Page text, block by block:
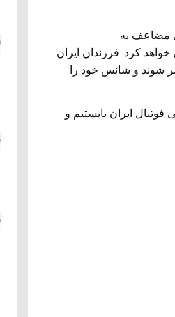
مضاعف به
خواهد کرد. فرزندان ایران
شوند و شانس خود را
ایران بایستیم و